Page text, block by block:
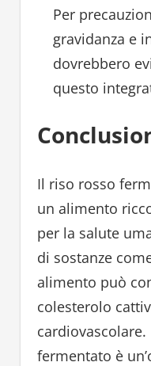
Per
gravidanza e
dovrebbero
questo
Il riso rosso
un alimento
per la salute
di sostanze
alimento può
colesterolo
fermentato è